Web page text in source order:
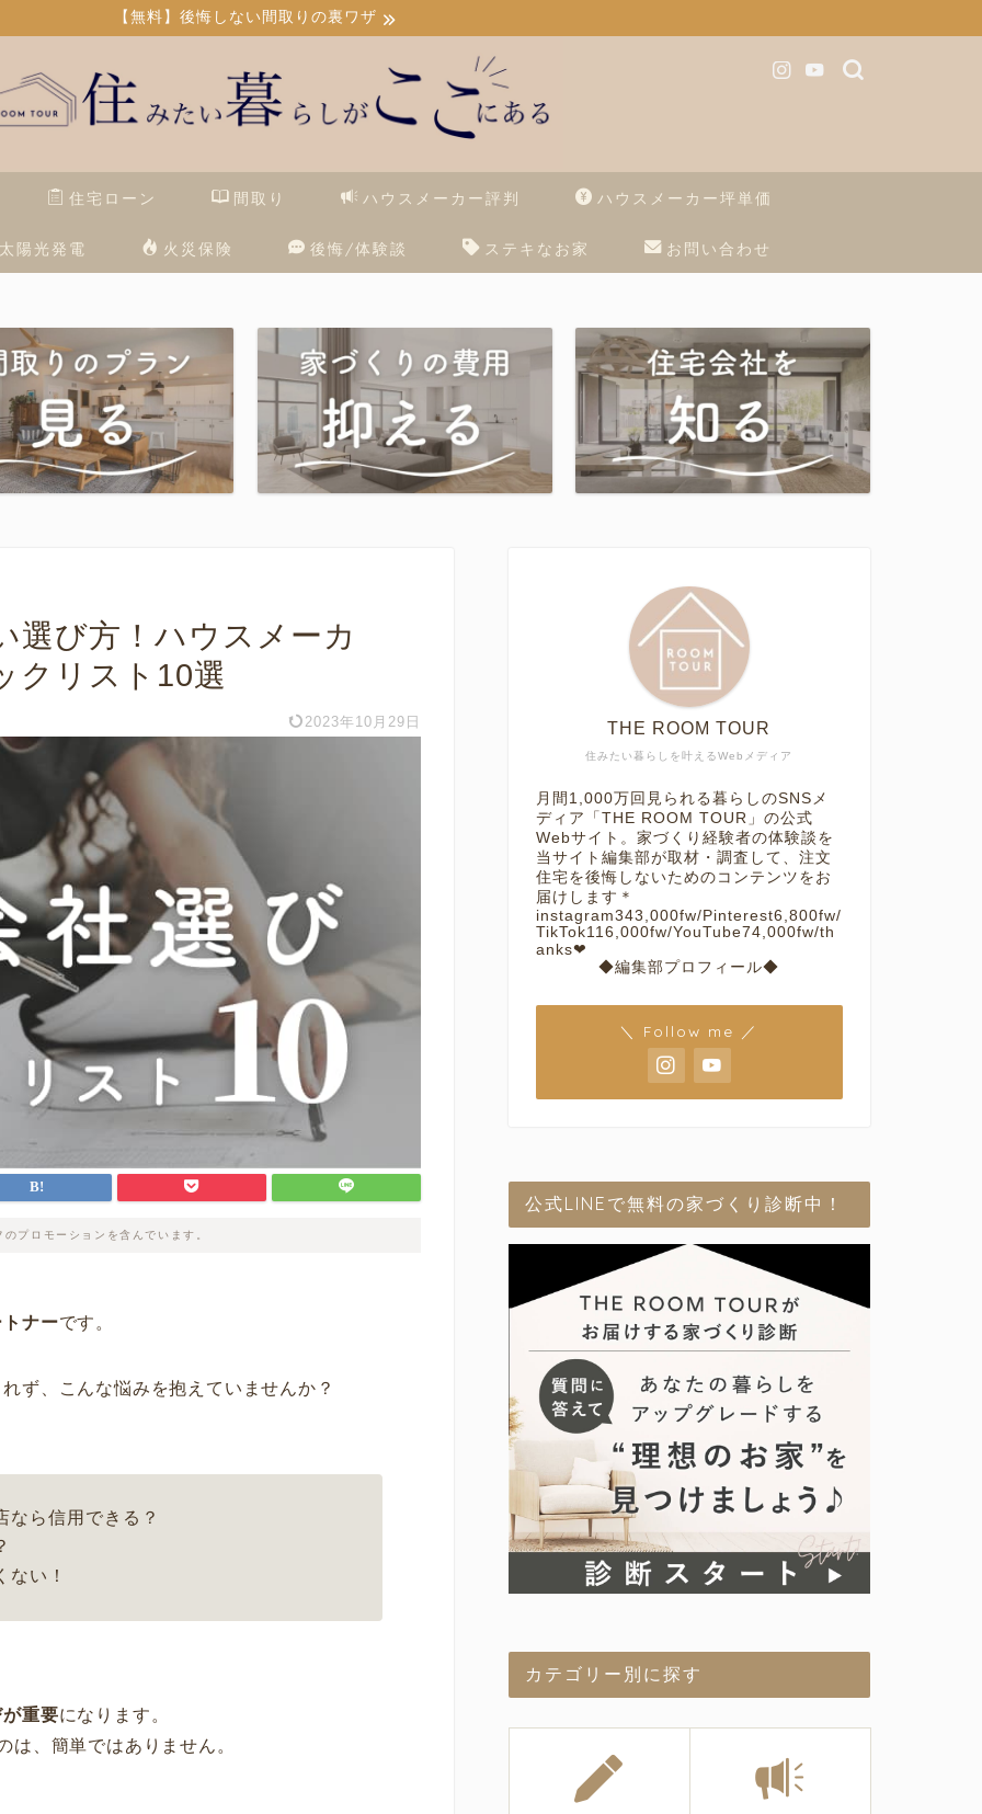
【無料】後悔しない間取りの裏ワザ
住宅ローン 間取り ハウスメーカー評判 ハウスメーカー坪単価
太陽光発電 火災保険 後悔/体験談 ステキなお家 お問い合わせ
選び方！ハウスメーカ
クリスト10選
2023年10月29日
プロモーションを含んでいます。
ナーです。
ず、こんな悩みを抱えていませんか？
なら信用できる？
い！
重要になります。
は、簡単ではありません。
住みたい暮らしを叶えるWebメディア
THE ROOM TOUR
月間1,000万回見られる暮らしのSNSメ
ディア「THE ROOM TOUR」の公式
Webサイト。家づくり経験者の体験談を
当サイト編集部が取材・調査して、注文
住宅を後悔しないためのコンテンツをお
届けします＊
instagram343,000fw/Pinterest6,800fw/
TikTok116,000fw/YouTube74,000fw/th
anks❤︎
◆編集部プロフィール◆
＼ Follow me ／
公式LINEで無料の家づくり診断中！
カテゴリー別に探す